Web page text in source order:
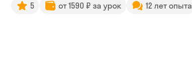
5 от 1590 ₽ за урок 12 лет опыта